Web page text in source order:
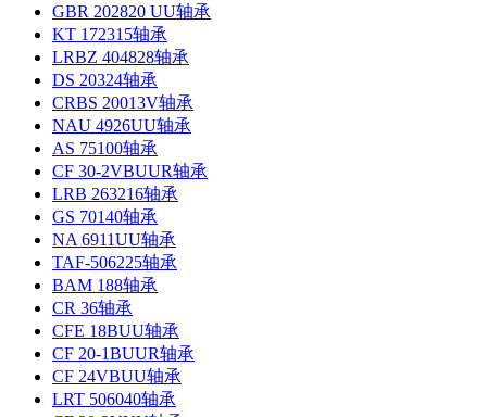
GBR 202820 UU轴承
KT 172315轴承
LRBZ 404828轴承
DS 20324轴承
CRBS 20013V轴承
NAU 4926UU轴承
AS 75100轴承
CF 30-2VBUUR轴承
LRB 263216轴承
GS 70140轴承
NA 6911UU轴承
TAF-506225轴承
BAM 188轴承
CR 36轴承
CFE 18BUU轴承
CF 20-1BUUR轴承
CF 24VBUU轴承
LRT 506040轴承